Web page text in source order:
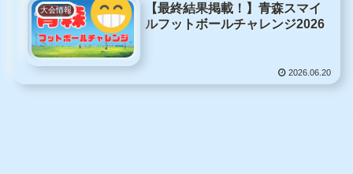
大会情報
【最終結果掲載！】青森スマイ
ルフットボールチャレンジ2026
2026.06.20